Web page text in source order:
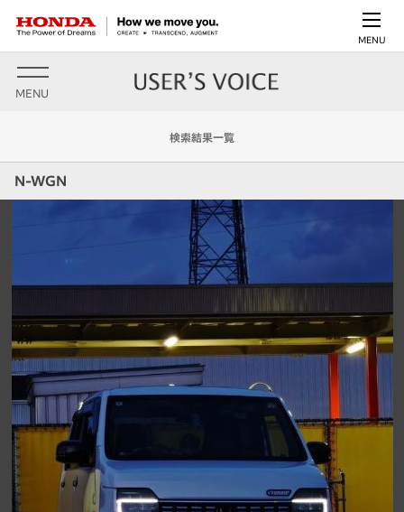
MENU
MENU
検索結果一覧
N-WGN